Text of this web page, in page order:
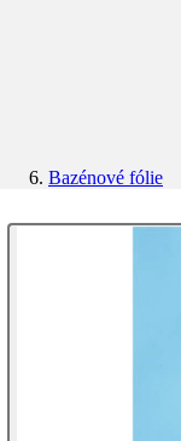
Bazénové fólie